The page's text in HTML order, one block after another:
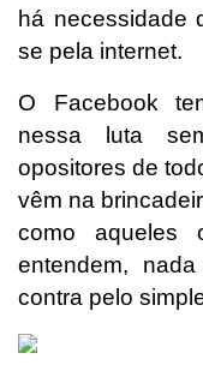
há necessidade
se pela internet.
O Facebook
nessa luta
opositores de
vêm na
como aqueles
entendem,
contra pelo